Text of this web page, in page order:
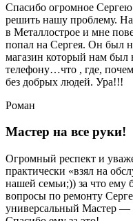
Спасибо огромное
решить нашу проблему.
в Металлострое и мне
попал на Сергея. Он был
магазин который нам был
телефону…что , где,
без добрых людей. Ура!!!
Роман
Мастер на все руки!
Огромный респект и
практически «взял на
нашей семьи;)) за что
вопросы по ремонту
универсальный Мастер —